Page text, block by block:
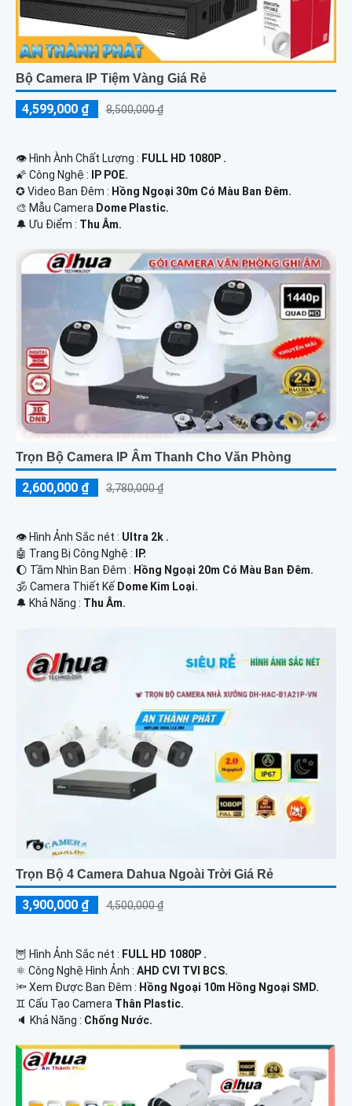
Bộ Camera IP Tiệm Vàng Giá Rẻ
4,599,000 ₫ 8,500,000 ₫
👁 Hình Ành Chất Lượng : FULL HD 1080P .
🌠 Công Nghệ :
IP POE.
✪ Video Ban Đêm : Hồng Ngoại 30m Có Màu Ban Ðêm.
🎨 Mẫu Camera Dome Plastic.
️🔔 Ưu Điểm : Thu Âm.
Trọn Bộ Camera IP Âm Thanh Cho Văn Phòng
2,600,000 ₫ 3,780,000 ₫
👁 Hình Ảnh Sắc nét : Ultra 2k .
🤖️ Trang Bị Công Nghệ :
IP.
🌔 Tầm Nhìn Ban Đêm : Hồng Ngoại 20m Có Màu Ban Đêm.
🕉️ Camera Thiết Kế Dome Kim Loại.
️🔔 Khả Năng : Thu Âm.
Trọn Bộ 4 Camera Dahua Ngoài Trời Giá Rẻ
3,900,000 ₫ 4,500,000 ₫
🦉 Hình Ảnh Sắc nét : FULL HD 1080P .
⚛️ Công Nghệ Hình Ảnh : AHD CVI TVI BCS.
🔦 Xem Được Ban Đêm : Hồng Ngoại 10m Hồng Ngoại SMD.
♊ Cấu Tạo Camera Thân Plastic.
️🔈 Khả Năng : Chống Nước.